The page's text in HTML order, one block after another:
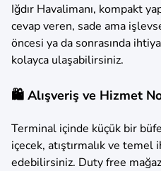
Iğdır Havalimanı, kompakt
cevap veren, sade ama
öncesi ya da sonrasında
kolayca ulaşabilirsiniz.
🛍️ Alışveriş ve Hizmet
Terminal içinde küçük bir
içecek, atıştırmalık ve
edebilirsiniz. Duty free